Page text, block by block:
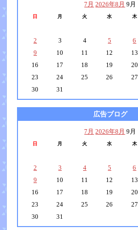
7月 2026年8月 9月
日 月 火 水 木
2
3 4 5 6
9
10 11 12 13
16
17 18 19 20
23
24 25 26 27
30
31
広告ブログ
7月 2026年8月 9月
日 月 火 水 木
2
3 4 5 6
9
10 11 12 13
16
17 18 19 20
23
24 25 26 27
30
31